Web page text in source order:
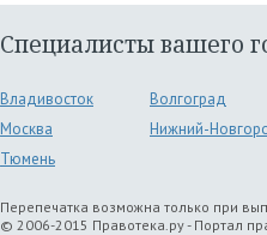
Специалисты вашего
Владивосток
Волгоград
Москва
Нижний-
Тюмень
Перепечатка возможна только при
© 2006-2015 Правотека.ру - Портал